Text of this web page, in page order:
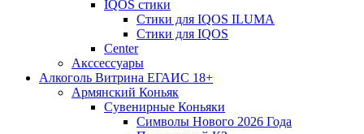
IQOS стики
Стики для IQOS ILUMA
Стики для IQOS
Сenter
Акссессуары
Алкоголь Витрина ЕГАИС 18+
Армянский Коньяк
Сувенирные Коньяки
Символы Нового 2026 Года